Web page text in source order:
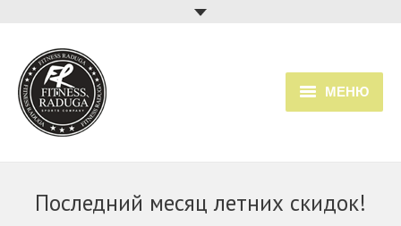
МЕНЮ
Последний месяц летних скидок!